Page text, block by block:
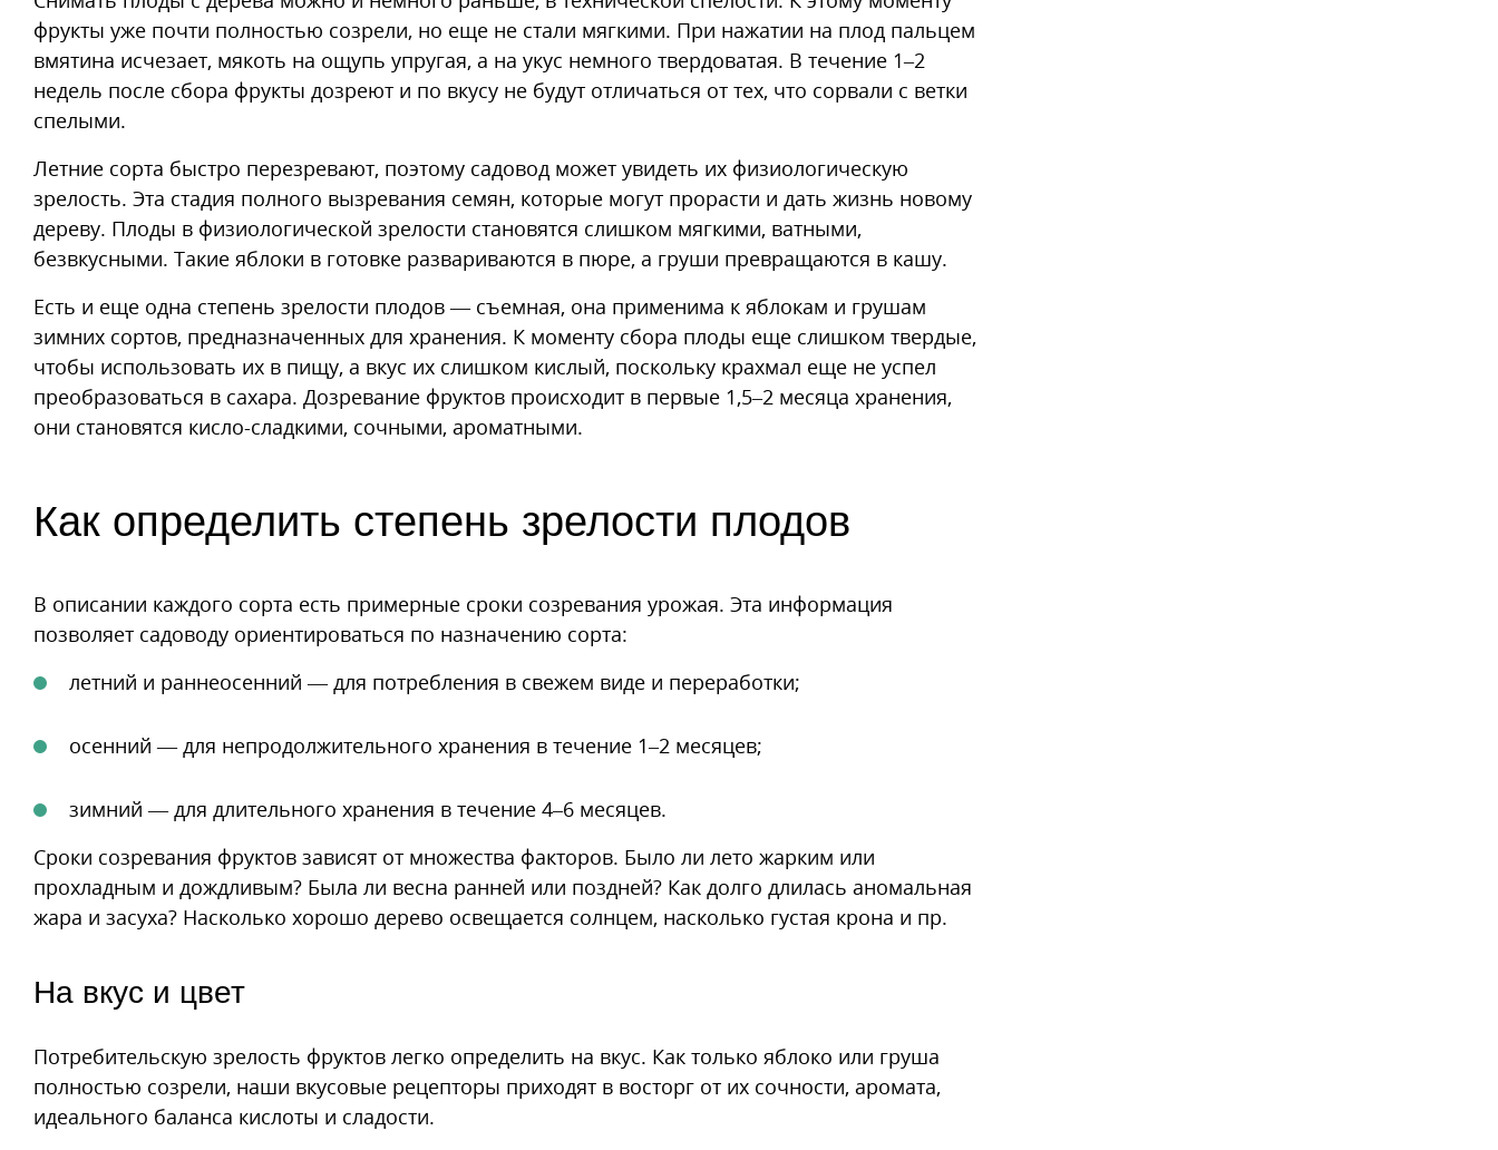
фрукты уже почти полностью созрели, но еще не стали мягкими. При нажатии на плод пальцем
вмятина исчезает, мякоть на ощупь упругая, а на укус немного твердоватая. В течение 1–2
недель после сбора фрукты дозреют и по вкусу не будут отличаться от тех, что сорвали с ветки
спелыми.
Летние сорта быстро перезревают, поэтому садовод может увидеть их физиологическую
зрелость. Эта стадия полного вызревания семян, которые могут прорасти и дать жизнь новому
дереву. Плоды в физиологической зрелости становятся слишком мягкими, ватными,
безвкусными. Такие яблоки в готовке развариваются в пюре, а груши превращаются в кашу.
Есть и еще одна степень зрелости плодов — съемная, она применима к яблокам и грушам
зимних сортов, предназначенных для хранения. К моменту сбора плоды еще слишком твердые,
чтобы использовать их в пищу, а вкус их слишком кислый, поскольку крахмал еще не успел
преобразоваться в сахара. Дозревание фруктов происходит в первые 1,5–2 месяца хранения,
они становятся кисло-сладкими, сочными, ароматными.
Как определить степень зрелости плодов
В описании каждого сорта есть примерные сроки созревания урожая. Эта информация
позволяет садоводу ориентироваться по назначению сорта:
летний и раннеосенний — для потребления в свежем виде и переработки;
осенний — для непродолжительного хранения в течение 1–2 месяцев;
зимний — для длительного хранения в течение 4–6 месяцев.
Сроки созревания фруктов зависят от множества факторов. Было ли лето жарким или
прохладным и дождливым? Была ли весна ранней или поздней? Как долго длилась аномальная
жара и засуха? Насколько хорошо дерево освещается солнцем, насколько густая крона и пр.
На вкус и цвет
Потребительскую зрелость фруктов легко определить на вкус. Как только яблоко или груша
полностью созрели, наши вкусовые рецепторы приходят в восторг от их сочности, аромата,
идеального баланса кислоты и сладости.